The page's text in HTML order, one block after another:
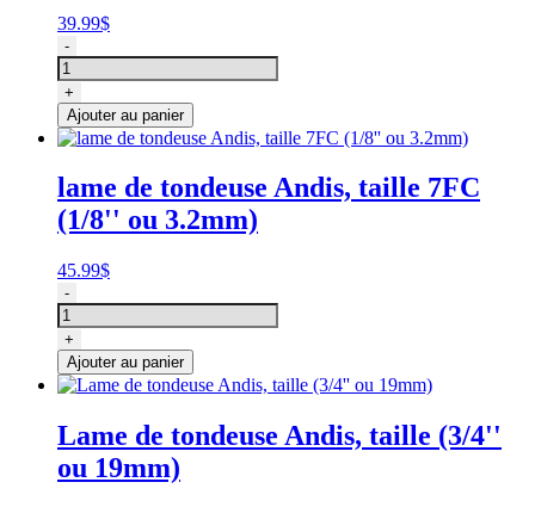
fil
ou
lame
clipsable)
39.99$
quantité
de
Peignes
Andis
pour
tondeuse,
grandeurs
small
1.5
à
millimètres
(pour
tondeuse
avec
fil
ou
clipsable)
-
+
Ajouter au panier
lame de tondeuse Andis, taille 7FC
(1/8'' ou 3.2mm)
45.99$
quantité
de
lame
de
tondeuse
Andis,
7FC
(1/8''
ou
-
+
Ajouter au panier
Lame de tondeuse Andis, taille (3/4''
ou 19mm)